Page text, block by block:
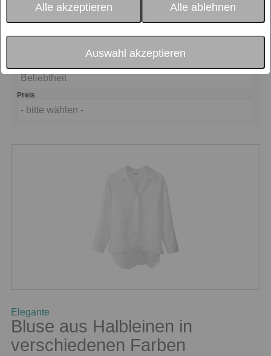
Alle akzeptieren Alle ablehnen
Auswahl akzeptieren
- bitte wählen -
Beliebtheit
Preis
- bitte wählen -
Elegante
Bluse aus Halbleinen in
verschiedenen Farben